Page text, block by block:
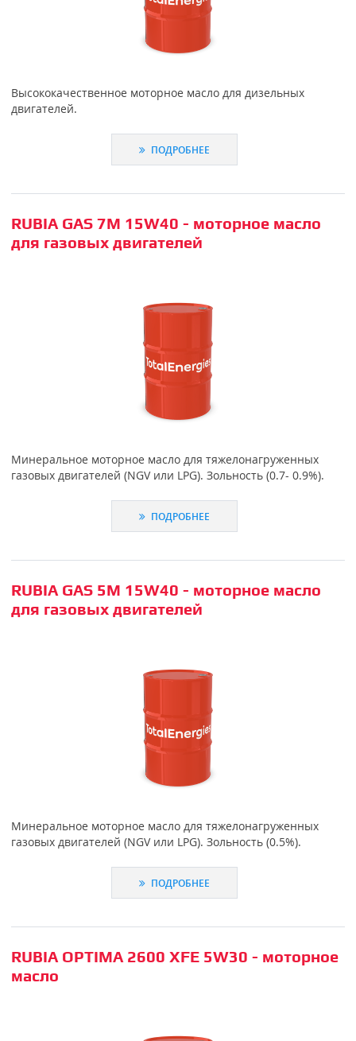
Высококачественное моторное масло для дизельных
двигателей.
ПОДРОБНЕЕ
RUBIA GAS 7M 15W40 - моторное масло
для газовых двигателей
Минеральное моторное масло для тяжелонагруженных
газовых двигателей (NGV или LPG). Зольность (0.7- 0.9%).
ПОДРОБНЕЕ
RUBIA GAS 5M 15W40 - моторное масло
для газовых двигателей
Минеральное моторное масло для тяжелонагруженных
газовых двигателей (NGV или LPG). Зольность (0.5%).
ПОДРОБНЕЕ
RUBIA OPTIMA 2600 XFE 5W30 - моторное
масло